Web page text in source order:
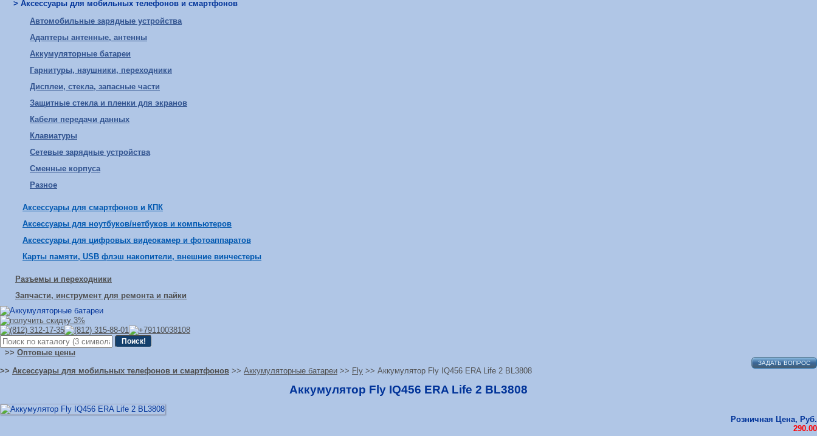
> Аксессуары для мобильных телефонов и смартфонов
Автомобильные зарядные устройства
Адаптеры антенные, антенны
Аккумуляторные батареи
Гарнитуры, наушники, переходники
Дисплеи, стекла, запасные части
Защитные стекла и пленки для экранов
Кабели передачи данных
Клавиатуры
Сетевые зарядные устройства
Сменные корпуса
Разное
Аксессуары для смартфонов и КПК
Аксессуары для ноутбуков/нетбуков и компьютеров
Аксессуары для цифровых видеокамер и фотоаппаратов
Карты памяти, USB флэш накопители, внешние винчестеры
Разъемы и переходники
Запчасти, инструмент для ремонта и пайки
>> Оптовые цены
ЗАДАТЬ ВОПРОС
>> Аксессуары для мобильных телефонов и смартфонов >> Аккумуляторные батареи >> Fly >> Аккумулятор Fly IQ456 ERA Life 2 BL3808
Аккумулятор Fly IQ456 ERA Life 2 BL3808
Розничная Цена, Руб.
290.00